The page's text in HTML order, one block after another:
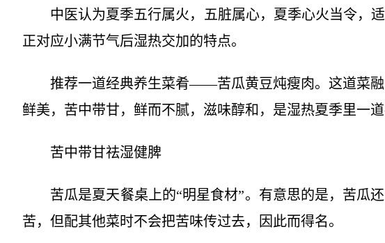
中医认为夏季五行属火，五脏属心，夏季心火当令，
正对应小满节气后湿热交加的特点。
推荐一道经典养生菜肴——苦瓜黄豆炖瘦肉。这道菜
鲜美，苦中带甘，鲜而不腻，滋味醇和，是湿热夏季里一道
苦中带甘祛湿健脾
苦瓜是夏天餐桌上的“明星食材”。有意思的是，苦
苦，但配其他菜时不会把苦味传过去，因此而得名。